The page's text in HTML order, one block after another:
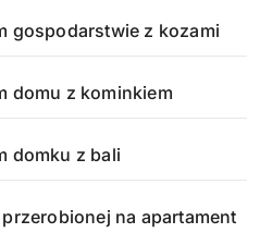
gospodarstwie z kozami
domu z kominkiem
domku z bali
na apartament